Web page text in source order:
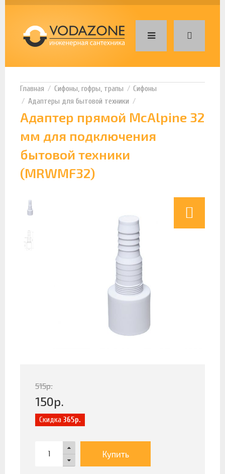
Сифоны, гофры, трапы
Сифоны
Адаптеры для бытовой техники
Адаптер прямой McAlpine 32
мм для подключения
бытовой техники
(MRWMF32)
515р.
150р.
Скидка 365р.
Купить